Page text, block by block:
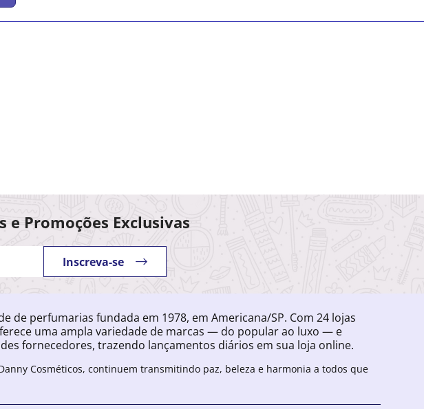
e Promoções Exclusivas
Inscreva-se
de perfumarias fundada em 1978, em Americana/SP. Com 24 lojas
uma ampla variedade de marcas — do popular ao luxo — e
fornecedores, trazendo lançamentos diários em sua loja online.
Cosméticos, continuem transmitindo paz, beleza e harmonia a todos que